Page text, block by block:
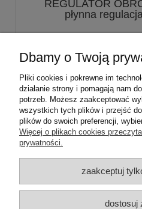
REGULATOR
płynna
do
« 1 2
Moje
Płatności i
Dbamy o Twoją
Pliki cookies i pokrewne im
działanie strony i pomagają nam
potrzeb. Możesz zaakceptować
wszystkich tych plików i przejść
plików do swoich preferencji,
Więcej o plikach cookies
prywatności.
zaakceptuj
dostosuj